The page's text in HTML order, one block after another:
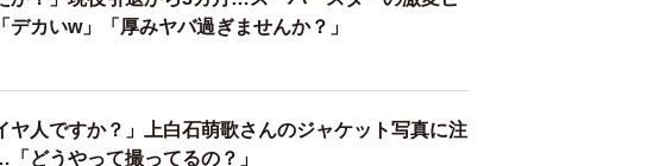
ヤ人ですか？」上白石萌歌さんのジャケット写真に注
どうやって撮ってるの？」